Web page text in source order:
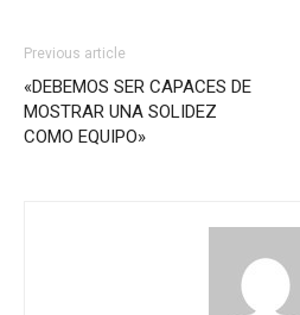
Previous article
«DEBEMOS SER CAPACES DE
MOSTRAR UNA SOLIDEZ
COMO EQUIPO»